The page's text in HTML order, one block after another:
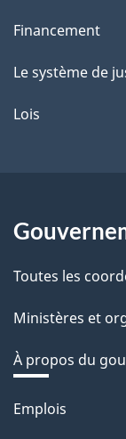
Financement
Le système de
Lois
Toutes les
Ministères et
À propos du
Thèmes
Emplois